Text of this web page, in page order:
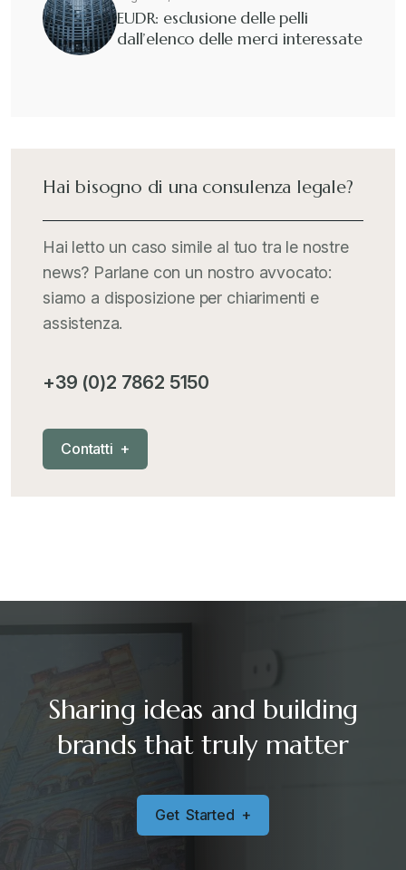
EUDR: esclusione delle pelli
dall’elenco delle merci interessate
Hai bisogno di una consulenza legale?
Hai letto un caso simile al tuo tra le nostre
news? Parlane con un nostro avvocato:
siamo a disposizione per chiarimenti e
assistenza.
+39 (0)2 7862 5150
Contatti +
Sharing ideas and building
brands that truly matter
Get Started +